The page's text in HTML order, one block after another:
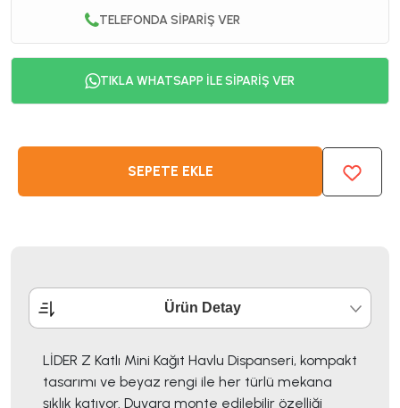
TELEFONDA SİPARİŞ VER
TIKLA WHATSAPP İLE SİPARİŞ VER
SEPETE EKLE
Ürün Detay
LİDER Z Katlı Mini Kağıt Havlu Dispanseri, kompakt
tasarımı ve beyaz rengi ile her türlü mekana
şıklık katıyor. Duvara monte edilebilir özelliği